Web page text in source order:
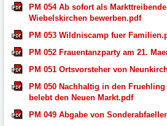
PM 054 Ab sofort als
Wiebelskirchen bewerben.pdf
PM 053 Wildniscamp fuer
PM 052 Frauentanzparty am 21.
PM 051 Ortsvorsteher von
PM 050 Nachhaltig in den
belebt den Neuen Markt.pdf
PM 049 Abgabe von